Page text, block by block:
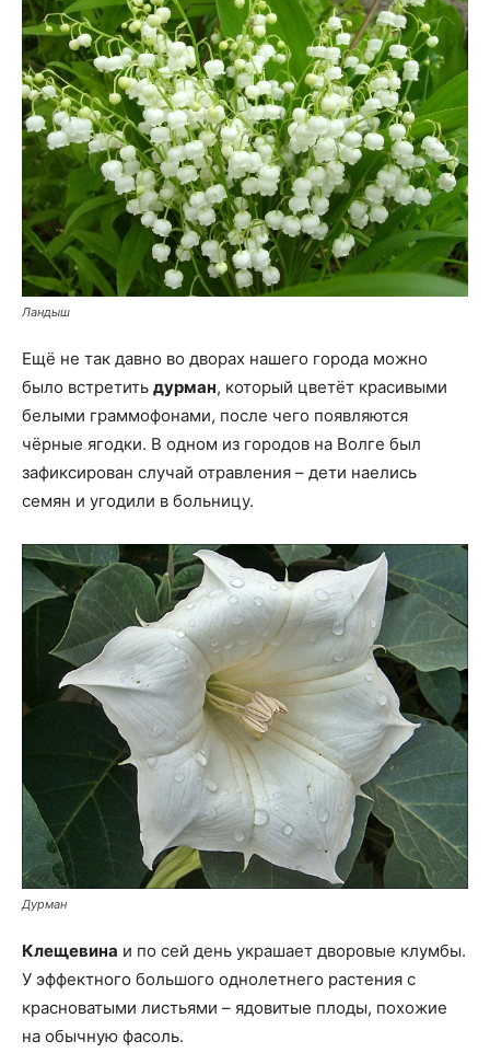
Ландыш
Ещё не так давно во дворах нашего города можно
было встретить дурман, который цветёт красивыми
белыми граммофонами, после чего появляются
чёрные ягодки. В одном из городов на Волге был
зафиксирован случай отравления – дети наелись
семян и угодили в больницу.
Дурман
Клещевина и по сей день украшает дворовые клумбы.
У эффектного большого однолетнего растения с
красноватыми листьями – ядовитые плоды, похожие
на обычную фасоль.